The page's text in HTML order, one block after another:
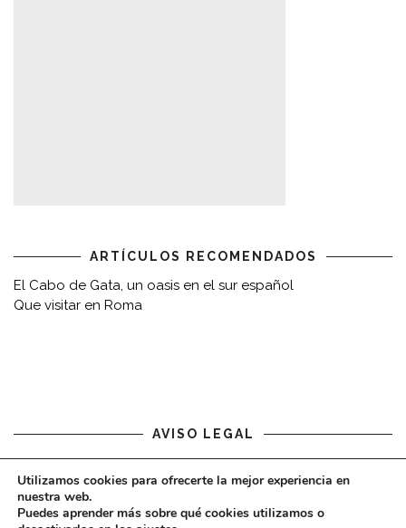
ARTÍCULOS RECOMENDADOS
El Cabo de Gata, un oasis en el sur español
Que visitar en Roma
AVISO LEGAL
Aviso legal
Utilizamos cookies para ofrecerte la mejor experiencia en
nuestra web.
Puedes aprender más sobre qué cookies utilizamos o